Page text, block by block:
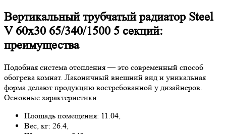
Вертикальный трубчатый радиатор Steel
V 60х30 65/340/1500 5 секций:
преимущества
Подобная система отопления — это современный способ
обогрева комнат. Лаконичный внешний вид и уникальная
форма делают продукцию востребованной у дизайнеров.
Основные характеристики:
Площадь помещения: 11.04,
Вес, кг: 26.4,